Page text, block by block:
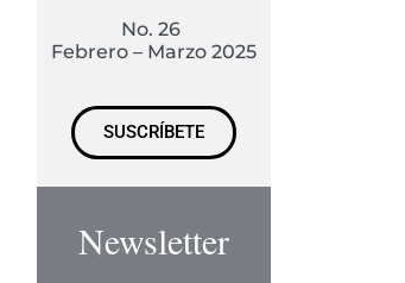
No. 26
Febrero – Marzo 2025
SUSCRÍBETE
Newsletter